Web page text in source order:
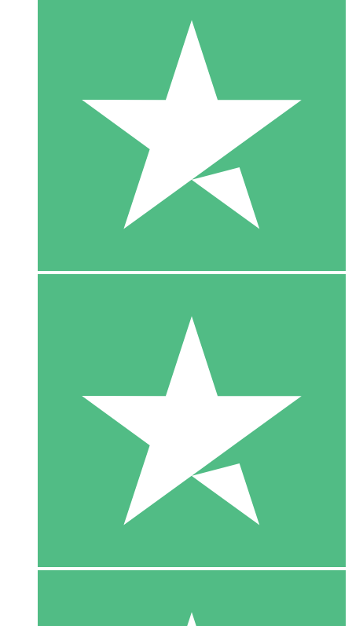
10 Descargas
20 00